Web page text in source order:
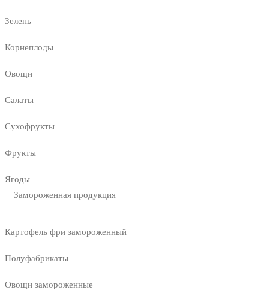
Зелень
Корнеплоды
Овощи
Салаты
Сухофрукты
Фрукты
Ягоды
Замороженная продукция
Картофель фри замороженный
Полуфабрикаты
Овощи замороженные